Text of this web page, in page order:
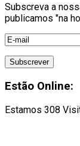
Subscreva a
publicamos "na
Estão Online:
Estamos 308